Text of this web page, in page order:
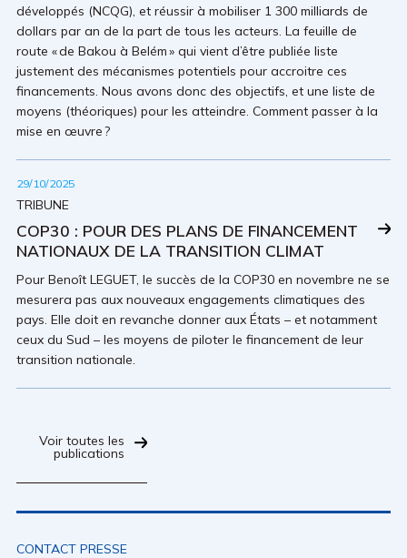
développés (NCQG), et réussir à mobiliser 1 300 milliards de
dollars par an de la part de tous les acteurs. La feuille de
route « de Bakou à Belém » qui vient d’être publiée liste
justement des mécanismes potentiels pour accroitre ces
financements. Nous avons donc des objectifs, et une liste de
moyens (théoriques) pour les atteindre. Comment passer à la
mise en œuvre ?
29/10/2025
TRIBUNE
COP30 : POUR DES PLANS DE FINANCEMENT
NATIONAUX DE LA TRANSITION CLIMAT
Pour Benoît LEGUET, le succès de la COP30 en novembre ne se
mesurera pas aux nouveaux engagements climatiques des
pays. Elle doit en revanche donner aux États – et notamment
ceux du Sud – les moyens de piloter le financement de leur
transition nationale.
Voir toutes les
publications
CONTACT PRESSE